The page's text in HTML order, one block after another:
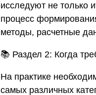
исследуют не только
процесс
методы, расчетные
📚 Раздел 2: Когда
На практике
самых различных